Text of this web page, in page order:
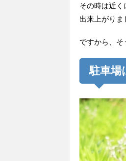
その時は近
出来上がりま
ですから、そ
駐車場